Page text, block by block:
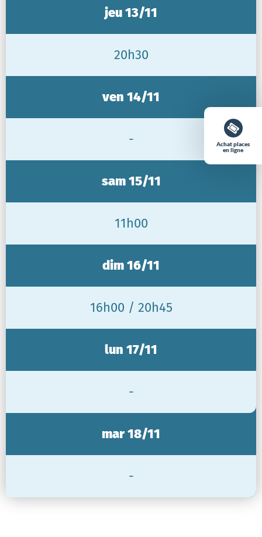
Achat places
en ligne
jeu 13/11
20h30
ven 14/11
-
sam 15/11
11h00
dim 16/11
16h00 / 20h45
lun 17/11
-
mar 18/11
-